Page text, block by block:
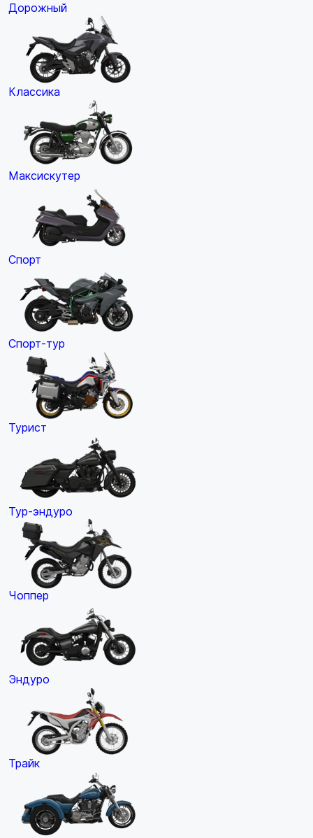
Дорожный
Классика
Максискутер
Спорт
Спорт-тур
Турист
Тур-эндуро
Чоппер
Эндуро
Трайк